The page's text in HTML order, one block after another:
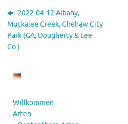
2022-04-12 Albany,
Muckalee Creek, Chehaw City
Park (GA, Dougherty & Lee
Co.)
Willkommen
Arten